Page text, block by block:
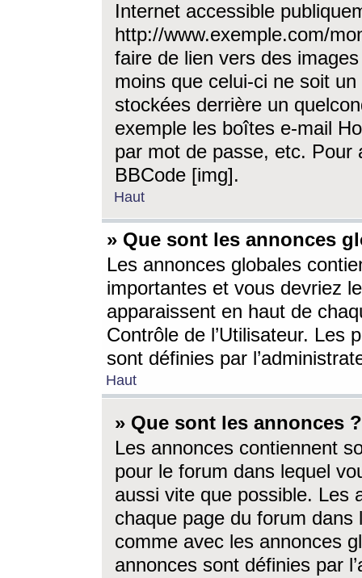
Internet accessible
http://www.exemple.com/
faire de lien vers des
moins que celui-ci ne soit
stockées derrière un
exemple les boîtes e-mail
par mot de passe, etc. Pour
BBCode [img].
Haut
» Que sont les annonces
Les annonces globales
importantes et vous devriez
apparaissent en haut de
Contrôle de l’Utilisateur. Les
sont définies par
Haut
» Que sont les annonces ?
Les annonces contiennent
pour le forum dans lequel
aussi vite que possible. Les
chaque page du forum dans
comme avec les annonces
annonces sont définies par